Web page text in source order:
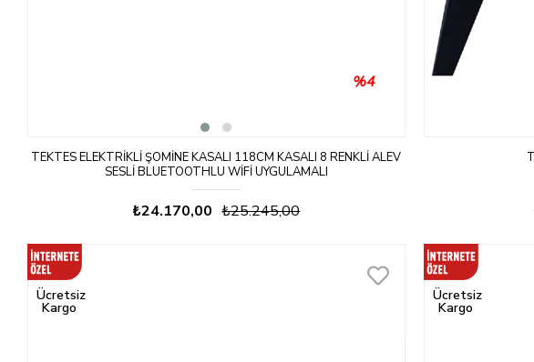
TEKTES ELEKTRIKLI ŞÖMINE KASALI 118CM KASALI 8 RENKLI ALEV
SESLI BLUETOOTHLU WIFI UYGULAMALI
₺24.170,00 ₺25.245,00
%4
Ücretsiz
Kargo
Ücretsiz
Kargo